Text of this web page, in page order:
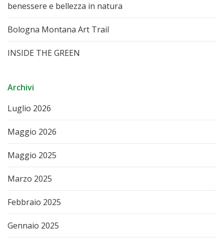
benessere e bellezza in natura
Bologna Montana Art Trail
INSIDE THE GREEN
Archivi
Luglio 2026
Maggio 2026
Maggio 2025
Marzo 2025
Febbraio 2025
Gennaio 2025